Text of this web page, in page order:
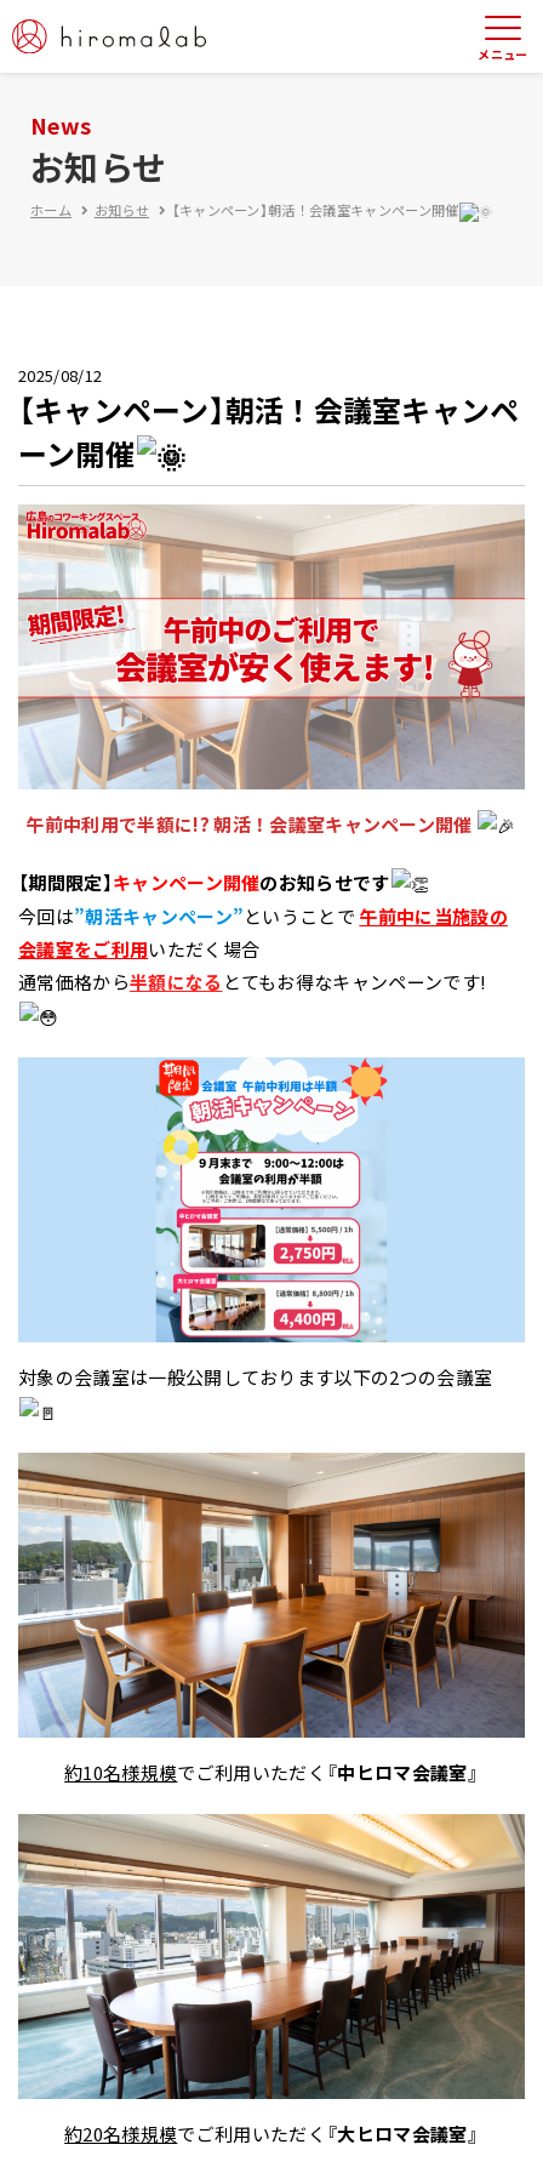
News
お知らせ
ホーム お知らせ 【キャンペーン】朝活！会議室キャンペーン開催
2025/08/12
【キャンペーン】朝活！会議室キャンペ
ーン開催
午前中利用で半額に!? 朝活！会議室キャンペーン開催
【期間限定】キャンペーン開催のお知らせです
今回は”朝活キャンペーン”ということで 午前中に当施設の
会議室をご利用いただく場合
通常価格から半額になる とてもお得なキャンペーンです!
対象の会議室は一般公開しております以下の2つの会議室
約10名様規模でご利用いただく 『中ヒロマ会議室』
約20名様規模でご利用いただく 『大ヒロマ会議室』